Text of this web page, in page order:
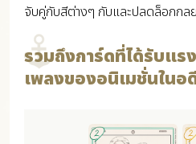
จับคู่กับสีต่างๆ กับและปลดล็อกกล
รวมถึงการ์ดที่ได้รับแร
เพลงของอนิเมชั่นใน